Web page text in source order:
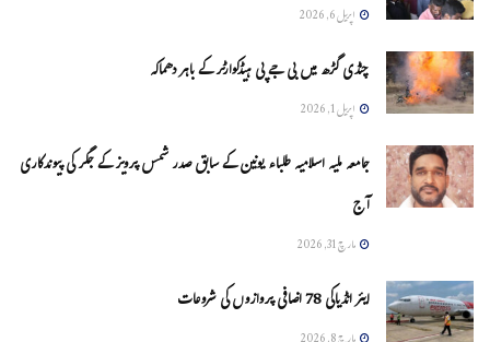
اپریل 6, 2026
چنڈی گڑھ میں بی جے پی ہیڈکوارٹر کے باہر دھماکہ
اپریل 1, 2026
جامعہ ملیہ اسلامیہ طلباء یونین کے سابق صدر شمس پرویز کے جگر کی پیوندکاری
آج
مارچ 31, 2026
ایئر انڈیاکی 78 اضافی پروازوں کی شروعات